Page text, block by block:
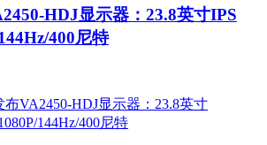
HDJ显示器：23.8英寸IPS
400尼特